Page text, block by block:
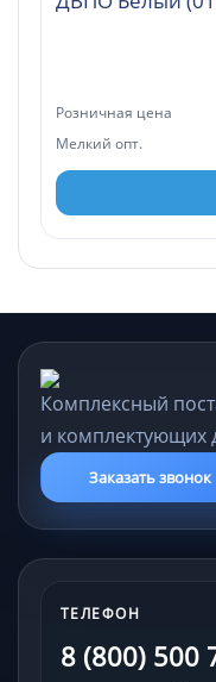
Розничная цена
Мелкий опт.
Комплексный
и комплектующих
Заказать звонок
ТЕЛЕФОН
8 (800) 500